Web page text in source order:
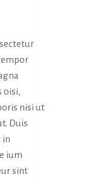
oisi,
nisi ut
Duis
in
ium
sint